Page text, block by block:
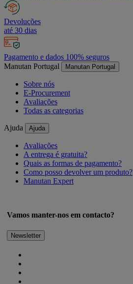
Devoluções
até 30 dias
Pagamento e dados 100% seguros
Manutan Portugal
Manutan Portugal
Sobre nós
E-Procurement
Avaliações
Todas as categorias
Ajuda Ajuda
Avaliações
A entrega é gratuita?
Quais as formas de pagamento?
Como posso devolver um produto?
Manutan Expert
Vamos manter-nos em contacto?
Newsletter